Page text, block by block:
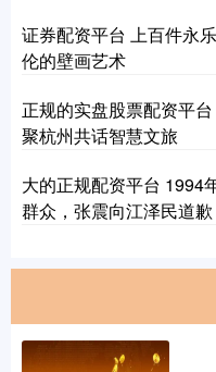
证券配资平台 上百件永
伦的壁画艺术
正规的实盘股票配资平
聚杭州共话智慧文旅
大的正规配资平台 1994
群众，张震向江泽民道